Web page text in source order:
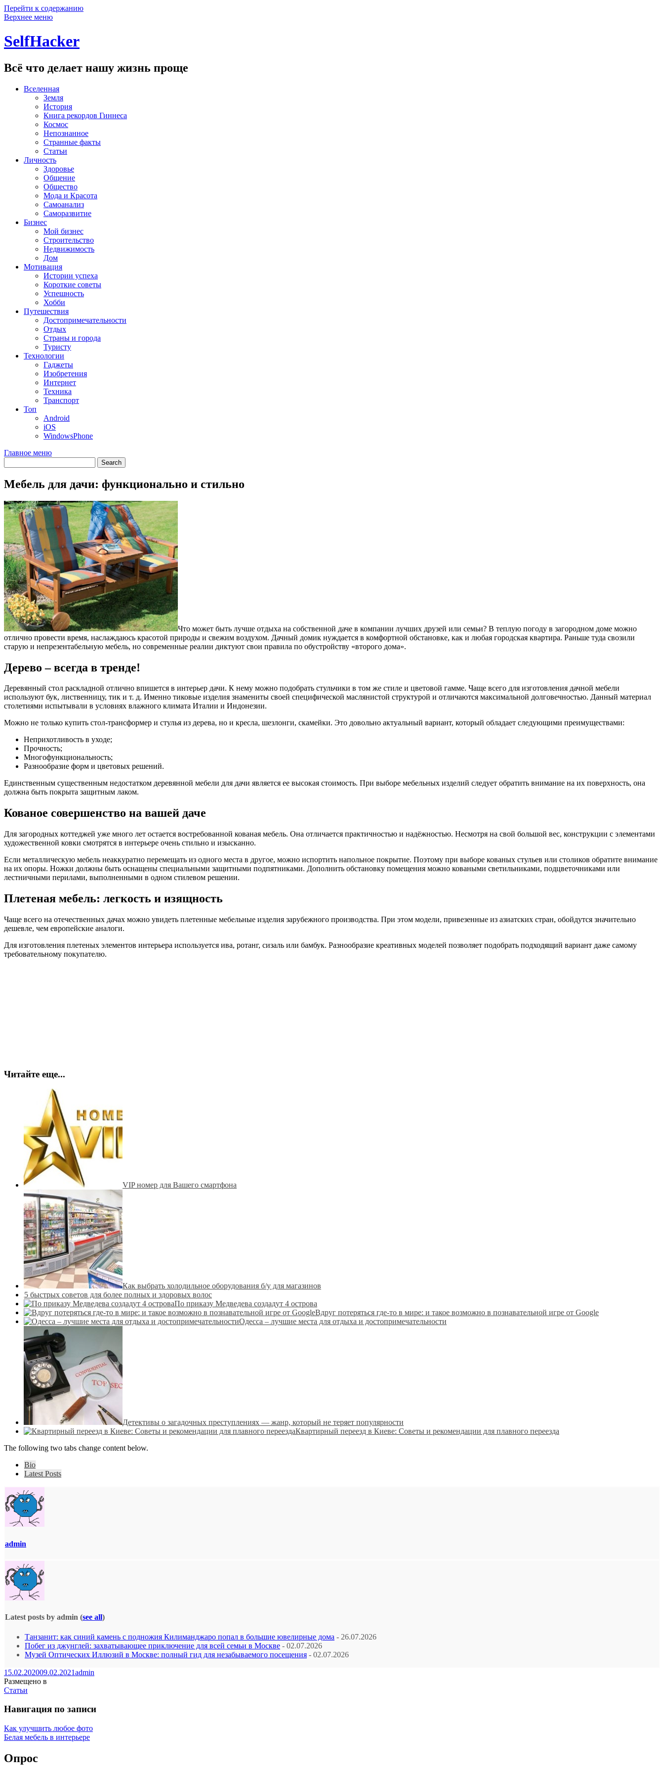
Перейти к содержанию
Верхнее меню
SelfHacker
Всё что делает нашу жизнь проще
Вселенная
Земля
История
Книга рекордов Гиннеса
Космос
Непознанное
Странные факты
Статьи
Личность
Здоровье
Общение
Общество
Мода и Красота
Самоанализ
Саморазвитие
Бизнес
Мой бизнес
Строительство
Недвижимость
Дом
Мотивация
Истории успеха
Короткие советы
Успешность
Хобби
Путешествия
Достопримечательности
Отдых
Страны и города
Туристу
Технологии
Гаджеты
Изобретения
Интернет
Техника
Транспорт
Топ
Android
iOS
WindowsPhone
Главное меню
Мебель для дачи: функционально и стильно
Что может быть лучше отдыха на собственной даче в компании лучших друзей или семьи? В теплую погоду в загородном доме можно
отлично провести время, наслаждаюсь красотой природы и свежим воздухом. Дачный домик нуждается в комфортной обстановке, как и любая городская квартира. Раньше туда свозили
старую и непрезентабельную мебель, но современные реалии диктуют свои правила по обустройству «второго дома».
Дерево – всегда в тренде!
Деревянный стол раскладной отлично впишется в интерьер дачи. К нему можно подобрать стульчики в том же стиле и цветовой гамме. Чаще всего для изготовления дачной мебели
используют бук, лиственницу, тик и т. д. Именно тиковые изделия знамениты своей специфической маслянистой структурой и отличаются максимальной долговечностью. Данный материал
столетиями испытывали в условиях влажного климата Италии и Индонезии.
Можно не только купить стол-трансформер и стулья из дерева, но и кресла, шезлонги, скамейки. Это довольно актуальный вариант, который обладает следующими преимуществами:
Неприхотливость в уходе;
Прочность;
Многофункциональность;
Разнообразие форм и цветовых решений.
Единственным существенным недостатком деревянной мебели для дачи является ее высокая стоимость. При выборе мебельных изделий следует обратить внимание на их поверхность, она
должна быть покрыта защитным лаком.
Кованое совершенство на вашей даче
Для загородных коттеджей уже много лет остается востребованной кованая мебель. Она отличается практичностью и надёжностью. Несмотря на свой большой вес, конструкции с элементами
художественной ковки смотрятся в интерьере очень стильно и изысканно.
Если металлическую мебель неаккуратно перемещать из одного места в другое, можно испортить напольное покрытие. Поэтому при выборе кованых стульев или столиков обратите внимание
на их опоры. Ножки должны быть оснащены специальными защитными подпятниками. Дополнить обстановку помещения можно коваными светильниками, подцветочниками или
лестничными перилами, выполненными в одном стилевом решении.
Плетеная мебель: легкость и изящность
Чаще всего на отечественных дачах можно увидеть плетенные мебельные изделия зарубежного производства. При этом модели, привезенные из азиатских стран, обойдутся значительно
дешевле, чем европейские аналоги.
Для изготовления плетеных элементов интерьера используется ива, ротанг, сизаль или бамбук. Разнообразие креативных моделей позволяет подобрать подходящий вариант даже самому
требовательному покупателю.
Читайте еще...
VIP номер для Вашего смартфона
Как выбрать холодильное оборудования б/у для магазинов
5 быстрых советов для более полных и здоровых волос
По приказу Медведева создадут 4 острова
Вдруг потеряться где-то в мире: и такое возможно в познавательной игре от Google
Одесса – лучшие места для отдыха и достопримечательности
Детективы о загадочных преступлениях — жанр, который не теряет популярности
Квартирный переезд в Киеве: Советы и рекомендации для плавного переезда
The following two tabs change content below.
Bio
Latest Posts
admin
Latest posts by admin (see all)
Танзанит: как синий камень с подножия Килиманджаро попал в большие ювелирные дома - 26.07.2026
Побег из джунглей: захватывающее приключение для всей семьи в Москве - 02.07.2026
Музей Оптических Иллюзий в Москве: полный гид для незабываемого посещения - 02.07.2026
15.02.202009.02.2021admin
Размещено в
Статьи
Навигация по записи
Как улучшить любое фото
Белая мебель в интерьере
Опрос